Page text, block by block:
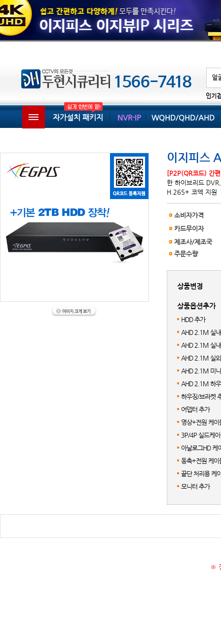
인기
자가설치 패키지 NVR-IP WQHD/QHD/AHD
이지피스
[P2P(QR코드) 간
한 하이브리드
H.265+ 코덱 지원
소비자가격
카드무이자
제조사/제조국
주문수량
상품변경
상품옵션추가
HDD 추가
AHD 2.1M 실
AHD 2.1M 실
AHD 2.1M 실
AHD 2.1M 미
AHD 2.1M 하
하우징/브라켓
어뎁터 추가
영상+전원 케이
3P/4P 실드케
아날로그HD 케
동축+전원 케이
끝단 처리용 케
모니터 추가
※